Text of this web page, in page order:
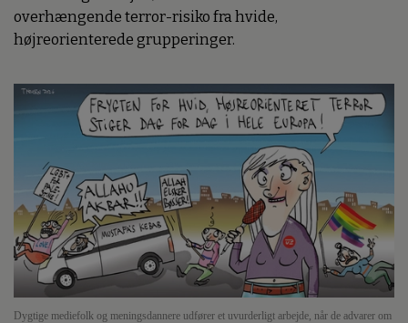
overhængende terror-risiko fra hvide,
højreorienterede grupperinger.
Dygtige mediefolk og meningsdannere udfører et uvurderligt arbejde, når de advarer om